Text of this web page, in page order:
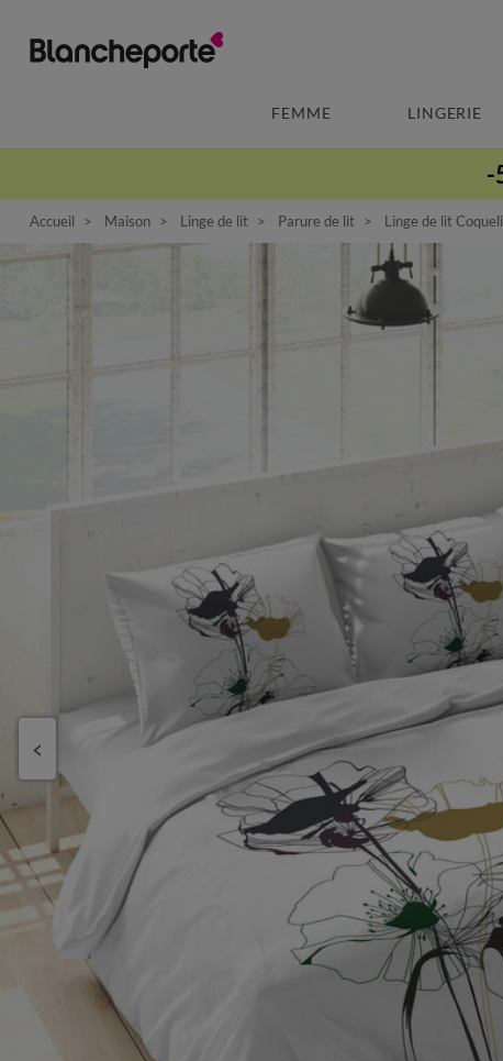
FEMME LINGERIE
-
Accueil Maison Linge de lit Parure de lit Linge de lit